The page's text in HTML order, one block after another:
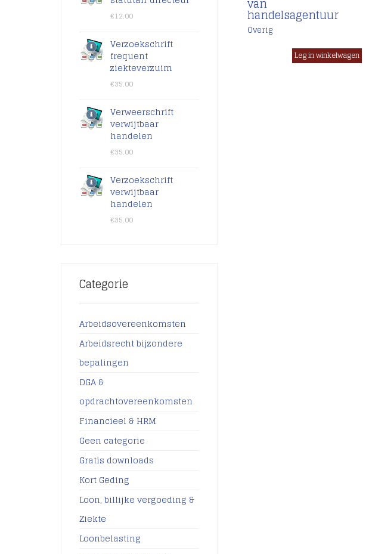
handelsagentuur
Overig
€12.00
Verzoekschrift
frequent
ziekteverzuim
€35.00
Verweerschrift
verwijtbaar
handelen
€35.00
Verzoekschrift
verwijtbaar
handelen
€35.00
Categorie
Arbeidsovereenkomsten
Arbeidsrecht bijzondere
bepalingen
DGA &
opdrachtovereenkomsten
Financieel & HRM
Geen categorie
Gratis downloads
Kort Geding
Loon, billijke vergoeding &
Ziekte
Loonbelasting